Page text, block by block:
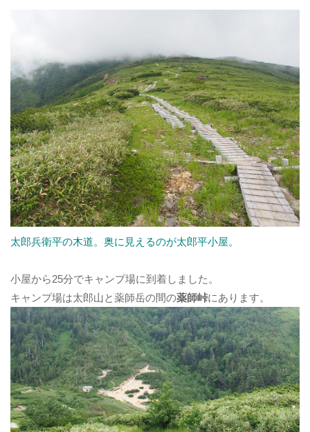
太郎兵衛平の木道。奥に見えるのが太郎平小屋。
小屋から25分でキャンプ場に到着しました。
キャンプ場は太郎山と薬師岳の間の薬師峠にあります。